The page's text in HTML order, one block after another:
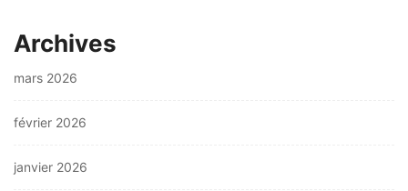
Archives
mars 2026
février 2026
janvier 2026